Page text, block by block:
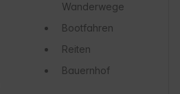
Wanderwege
Bootfahren
Reiten
Bauernhof